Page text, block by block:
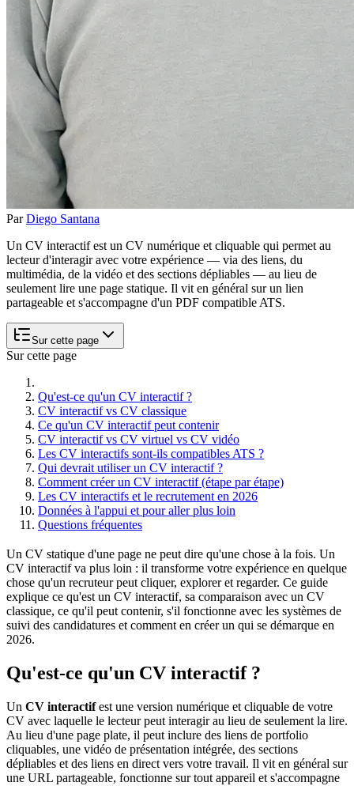
ParDiego Santana
Un CV interactif est un CV numérique et cliquable qui permet au
lecteur d'interagir avec votre expérience — via des liens, du
multimédia, de la vidéo et des sections dépliables — au lieu de
seulement lire une page statique. Il vit en général sur un lien
partageable et s'accompagne d'un PDF compatible ATS.
Sur cette page
Sur cette page
Qu'est-ce qu'un CV interactif ?
CV interactif vs CV classique
Ce qu'un CV interactif peut contenir
CV interactif vs CV virtuel vs CV vidéo
Les CV interactifs sont-ils compatibles ATS ?
Qui devrait utiliser un CV interactif ?
Comment créer un CV interactif (étape par étape)
Les CV interactifs et le recrutement en 2026
Données à l'appui et pour aller plus loin
Questions fréquentes
Un CV statique d'une page ne peut dire qu'une chose à la fois. Un
CV interactif va plus loin : il transforme votre expérience en quelque
chose qu'un recruteur peut cliquer, explorer et regarder. Ce guide
explique ce qu'est un CV interactif, sa comparaison avec un CV
classique, ce qu'il peut contenir, s'il fonctionne avec les systèmes de
suivi des candidatures et comment en créer un qui se démarque en
2026.
Qu'est-ce qu'un CV interactif ?
Un CV interactifest une version numérique et cliquable de votre
CV avec laquelle le lecteur peut interagir au lieu de seulement la lire.
Au lieu d'une page plate, il peut inclure des liens de portfolio
cliquables, une vidéo de présentation intégrée, des sections
dépliables et des liens en direct vers votre travail. Il vit en général sur
une URL partageable, fonctionne sur tout appareil et s'accompagne